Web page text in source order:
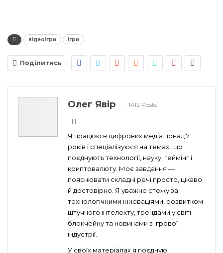
відеоігри ігри
Поділитись
Олег Явір 1412 Posts
Я працюю в цифрових медіа понад 7
років і спеціалізуюся на темах, що
поєднують технології, науку, геймінг і
криптовалюту. Моє завдання —
пояснювати складні речі просто, цікаво
й достовірно. Я уважно стежу за
технологічними інноваціями, розвитком
штучного інтелекту, трендами у світі
блокчейну та новинами з ігрової
індустрії.
У своїх матеріалах я поєдную